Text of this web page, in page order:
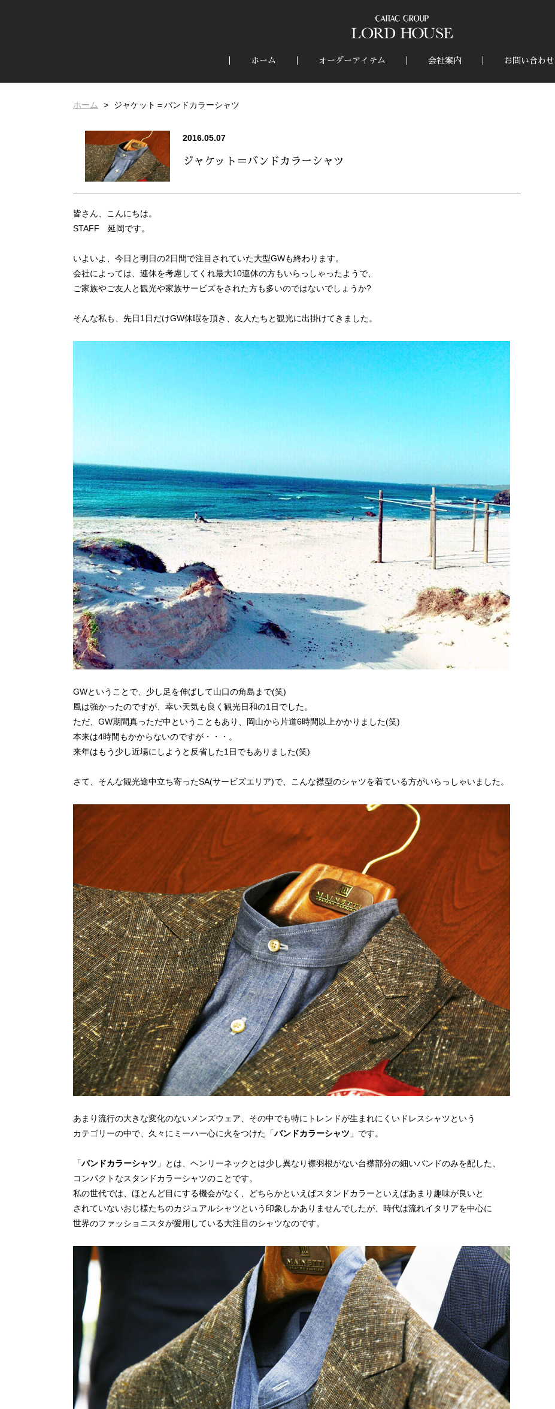
ホーム オーダーアイテム 会社案内 お問い合わせ
ホーム ジャケット＝バンドカラーシャツ
2016.05.07
ジャケット＝バンドカラーシャツ
皆さん、こんにちは。
STAFF 延岡です。
いよいよ、今日と明日の2日間で注目されていた大型GWも終わります。
会社によっては、連休を考慮してくれ最大10連休の方もいらっしゃったようで、
ご家族やご友人と観光や家族サービズをされた方も多いのではないでしょうか?
そんな私も、先日1日だけGW休暇を頂き、友人たちと観光に出掛けてきました。
GWということで、少し足を伸ばして山口の角島まで(笑)
風は強かったのですが、幸い天気も良く観光日和の1日でした。
ただ、GW期間真っただ中ということもあり、岡山から片道6時間以上かかりました(笑)
本来は4時間もかからないのですが・・・。
来年はもう少し近場にしようと反省した1日でもありました(笑)
さて、そんな観光途中立ち寄ったSA(サービズエリア)で、こんな襟型のシャツを着ている方がいらっしゃいました。
あまり流行の大きな変化のないメンズウェア、その中でも特にトレンドが生まれにくいドレスシャツという
カテゴリーの中で、久々にミーハー心に火をつけた「バンドカラーシャツ 」です。
「バンドカラーシャツ 」とは、ヘンリーネックとは少し異なり襟羽根がない台襟部分の細いバンドのみを配した、
コンパクトなスタンドカラーシャツのことです。
私の世代では、ほとんど目にする機会がなく、どちらかといえばスタンドカラーといえばあまり趣味が良いと
されていないおじ様たちのカジュアルシャツという印象しかありませんでしたが、時代は流れイタリアを中心に
世界のファッショニスタが愛用している大注目のシャツなのです。